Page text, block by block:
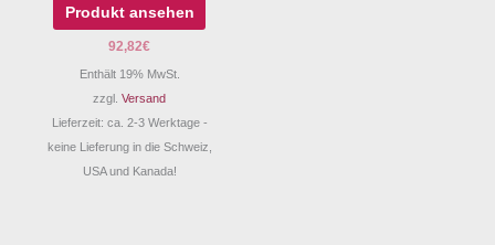
Produkt ansehen
92,82€
Enthält 19% MwSt.
zzgl. Versand
Lieferzeit: ca. 2-3 Werktage -
keine Lieferung in die Schweiz,
USA und Kanada!